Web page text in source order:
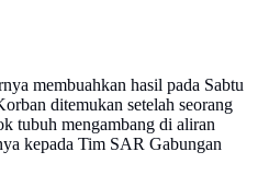
membuahkan hasil pada Sabtu
ditemukan setelah seorang
tubuh mengambang di aliran
kepada Tim SAR Gabungan